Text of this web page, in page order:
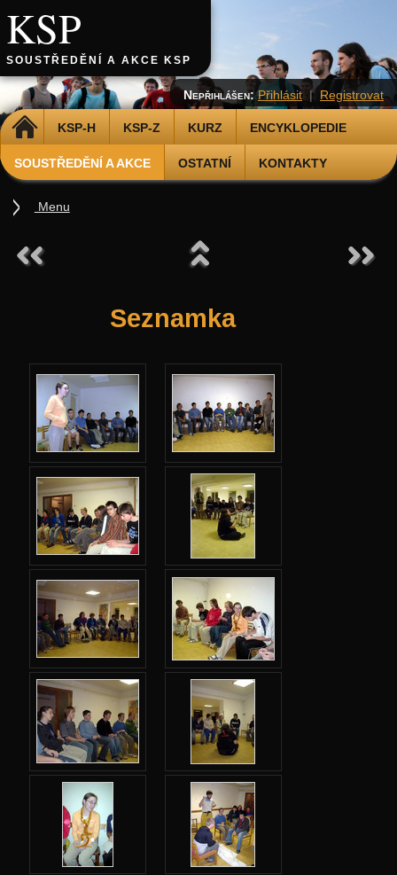
KSP
SOUSTŘEDĚNÍ A AKCE KSP
DOMŮ KSP-H KSP-Z KURZ ENCYKLOPEDIE
SOUSTŘEDĚNÍ A AKCE OSTATNÍ KONTAKTY
Nepřihlášen: Přihlásit | Registrovat
Seznamka
Menu
Podzimní 2026
Podzimní 2024
Jarní 2024
Podzimní 2023
Podzimní 2022
Jarní 2022
Podzimní 2021
Jarní 2021
Podzimní 2020
Jarní 2020
Podzimní 2019
Jarní 2019
Podzimní 2018
Jarní 2018
Podzimní 2017
Jarní 2017
Podzimní 2016